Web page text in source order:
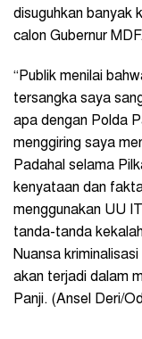
disuguhkan banyak
calon Gubernur
“Publik menilai
tersangka saya
apa dengan Polda
menggiring saya
Padahal selama
kenyataan dan
menggunakan UU
tanda-tanda
Nuansa
akan terjadi dalam
Panji. (Ansel Deri/